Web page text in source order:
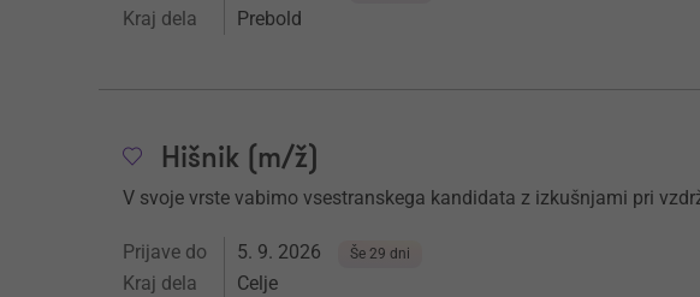
Kraj dela Prebold
Hišnik (m/ž)
V svoje vrste vabimo vsestranskega kandidata z izkušnjami pri
Prijave do 5. 9. 2026 Še 29 dni
Kraj dela Celje